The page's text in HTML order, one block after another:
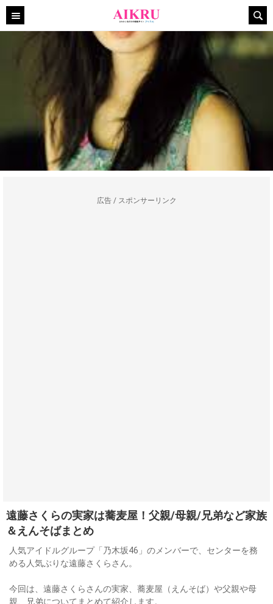
広告 / スポンサーリンク
遠藤さくらの実家は蕎麦屋！父親/母親/兄弟など家族
＆えんそばまとめ
人気アイドルグループ「乃木坂46」のメンバーで、センターを務
める人気ぶりな遠藤さくらさん。
今回は、遠藤さくらさんの実家、蕎麦屋（えんそば）や父親や母
親、兄弟についてまとめて紹介します。